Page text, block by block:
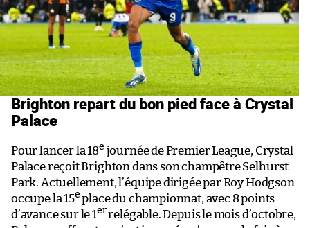
Brighton repart du bon pied face à Crystal
Palace
Pour lancer la 18e journée de Premier League, Crystal
Palace reçoit Brighton dans son champêtre Selhurst
Park. Actuellement, l’équipe dirigée par Roy Hodgson
occupe la 15e place du championnat, avec 8 points
d’avance sur le 1errelégable. Depuis le mois d’octobre,